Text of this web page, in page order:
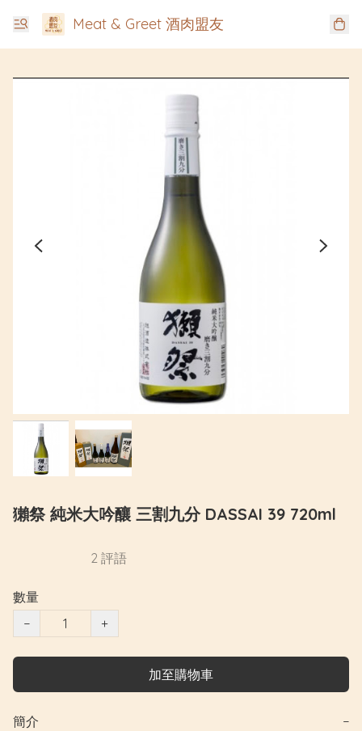
Meat & Greet 酒肉盟友
獺祭 純米大吟釀 三割九分 DASSAI 39 720ml
2 評語
數量
−
+
加至購物車
簡介 −